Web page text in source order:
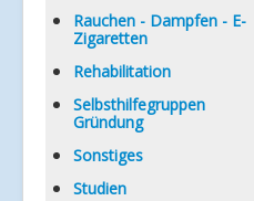
Rauchen - Dampfen - E-
Zigaretten
Rehabilitation
Selbsthilfegruppen
Gründung
Sonstiges
Studien